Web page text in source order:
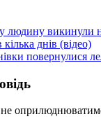
людину викинули
днів (відео)
повернулися